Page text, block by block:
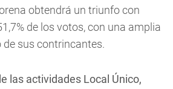
obtendrá un triunfo con
de los votos, con una amplia
sus contrincantes.
las actividades Local Único,